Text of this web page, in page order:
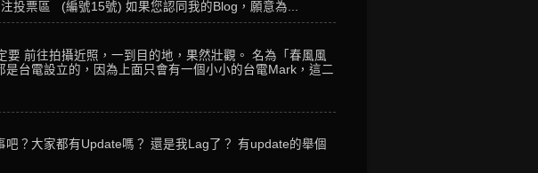
投票區 (編號15號) 如果您認同我的Blog，願意為...
前往拍攝近照，一到目的地，果然壯觀。 名為「春風風
台電設立的，因為上面只會有一個小小的台電Mark，這二
？大家都有Update嗎？ 還是我Lag了？ 有update的舉個